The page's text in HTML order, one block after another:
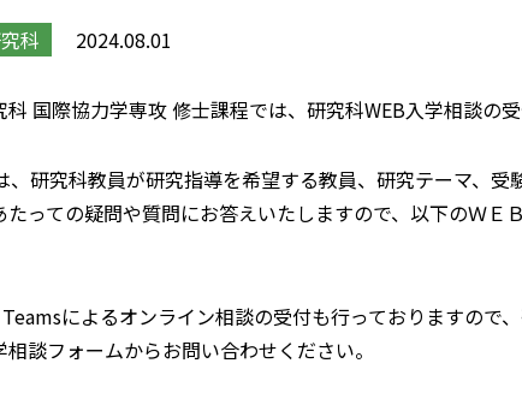
科 2024.08.01
国際協力学専攻 修士課程では、研究科WEB入学相談の受
、研究科教員が研究指導を希望する教員、研究テーマ、
っての疑問や質問にお答えいたしますので、以下のＷＥ
によるオンライン相談の受付も行っておりますので
談フォームからお問い合わせください。